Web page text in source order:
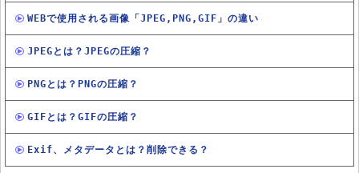
WEBで使用される画像「JPEG,PNG,GIF」の違い
JPEGとは？JPEGの圧縮？
PNGとは？PNGの圧縮？
GIFとは？GIFの圧縮？
Exif、メタデータとは？削除できる？